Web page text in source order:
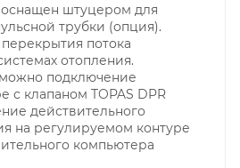
штуцером для
трубки (опция).
потока
отопления.
подключение
с клапаном TOPAS DPR
действительного
на регулируемом контуре
компьютера